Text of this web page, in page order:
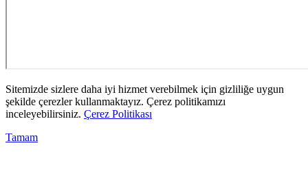
Sitemizde sizlere daha iyi hizmet verebilmek için gizliliğe uygun
şekilde çerezler kullanmaktayız. Çerez politikamızı
inceleyebilirsiniz. Çerez Politikası
Tamam